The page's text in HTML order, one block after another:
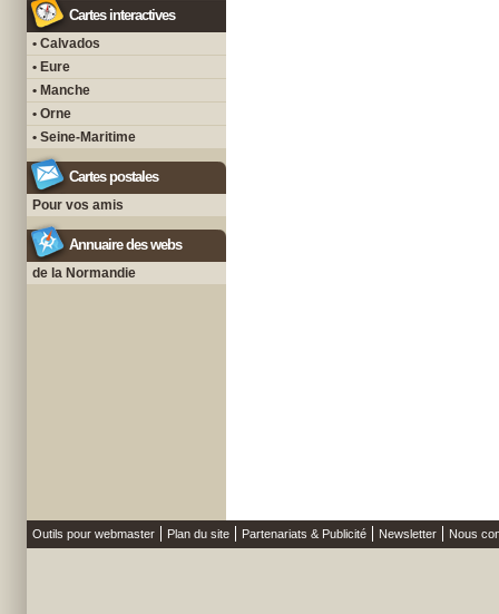
Cartes interactives
• Calvados
• Eure
• Manche
• Orne
• Seine-Maritime
Cartes postales
Pour vos amis
Annuaire des webs
de la Normandie
Outils pour webmaster Plan du site Partenariats & Publicité Newsletter Nous